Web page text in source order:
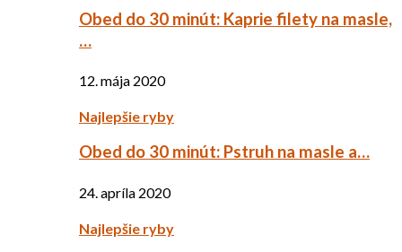
Obed do 30 minút: Kaprie filety na masle,
…
12. mája 2020
Najlepšie ryby
Obed do 30 minút: Pstruh na masle a…
24. apríla 2020
Najlepšie ryby